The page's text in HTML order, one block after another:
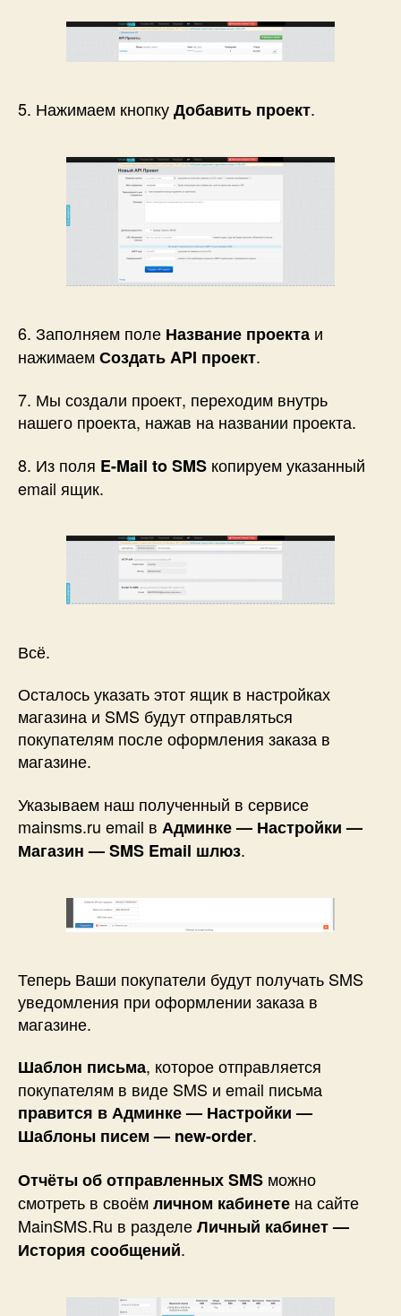
5. Нажимаем кнопкуДобавить проект.
6. Заполняем поле Название проекта и
нажимаемСоздать API проект.
7. Мы создали проект, переходим внутрь
нашего проекта, нажав на названии проекта.
8. Из поля E-Mail to SMS копируем указанный
email ящик.
Всё.
Осталось указать этот ящик в настройках
магазина и SMS будут отправляться
покупателям после оформления заказа в
магазине.
Указываем наш полученный в сервисе
mainsms.ru email в Админке — Настройки —
Магазин — SMS Email шлюз.
Теперь Ваши покупатели будут получать SMS
уведомления при оформлении заказа в
магазине.
Шаблон письма, которое отправляется
покупателям в виде SMS и email письма
правится в Админке — Настройки —
Шаблоны писем — new-order.
Отчёты об отправленных SMS можно
смотреть в своёмличном кабинете на сайте
MainSMS.Ru в разделеЛичный кабинет —
История сообщений.